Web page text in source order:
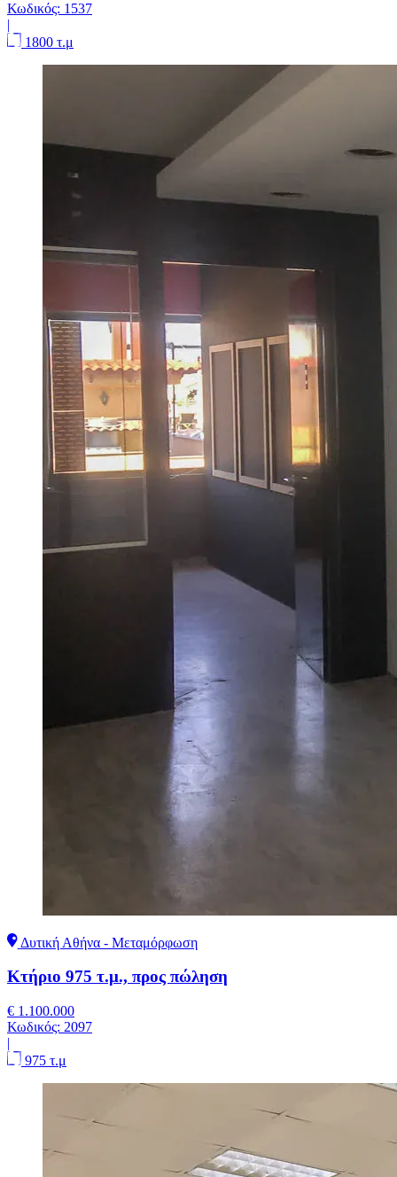
Κωδικός: 1537
|
1800 τ.μ
Δυτική Αθήνα - Μεταμόρφωση
Κτήριο 975 τ.μ., προς πώληση
€ 1.100.000
Κωδικός: 2097
|
975 τ.μ